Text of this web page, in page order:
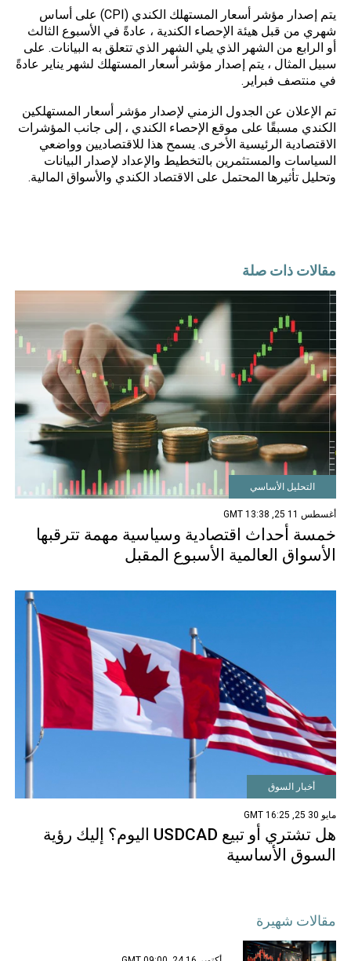
يتم إصدار مؤشر أسعار المستهلك الكندي (CPI) على أساس
شهري من قبل هيئة الإحصاء الكندية ، عادةً في الأسبوع الثالث
أو الرابع من الشهر الذي يلي الشهر الذي تتعلق به البيانات. على
سبيل المثال ، يتم إصدار مؤشر أسعار المستهلك لشهر يناير عادةً
في منتصف فبراير.
تم الإعلان عن الجدول الزمني لإصدار مؤشر أسعار المستهلكين
الكندي مسبقًا على موقع الإحصاء الكندي ، إلى جانب المؤشرات
الاقتصادية الرئيسية الأخرى. يسمح هذا للاقتصاديين وواضعي
السياسات والمستثمرين بالتخطيط والإعداد لإصدار البيانات
وتحليل تأثيرها المحتمل على الاقتصاد الكندي والأسواق المالية.
مقالات ذات صلة
التحليل الأساسي
أغسطس 11 25, 13:38 GMT
خمسة أحداث اقتصادية وسياسية مهمة تترقبها
الأسواق العالمية الأسبوع المقبل
أخبار السوق
مايو 30 25, 16:25 GMT
هل تشتري أو تبيع USDCAD اليوم؟ إليك رؤية
السوق الأساسية
مقالات شهيرة